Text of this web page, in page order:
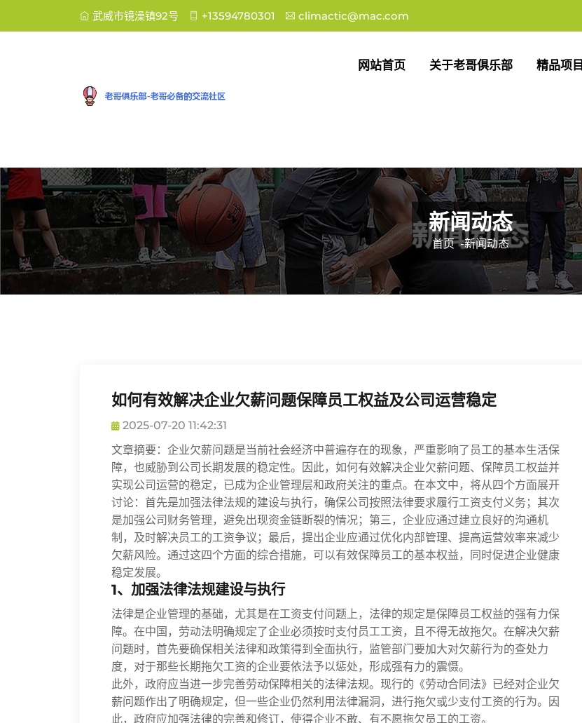
武威市镜澡镇92号 +13594780301 climactic@mac.com
网站首页 关于老哥俱乐部 精品项目
新闻动态
首页 -新闻动态
如何有效解决企业欠薪问题保障员工权益及公司运营稳定
2025-07-20 11:42:31
文章摘要：企业欠薪问题是当前社会经济中普遍存在的现象，严重影响了员工的基本生活保
障，也威胁到公司长期发展的稳定性。因此，如何有效解决企业欠薪问题、保障员工权益并
实现公司运营的稳定，已成为企业管理层和政府关注的重点。在本文中，将从四个方面展开
讨论：首先是加强法律法规的建设与执行，确保公司按照法律要求履行工资支付义务；其次
是加强公司财务管理，避免出现资金链断裂的情况；第三，企业应通过建立良好的沟通机
制，及时解决员工的工资争议；最后，提出企业应通过优化内部管理、提高运营效率来减少
欠薪风险。通过这四个方面的综合措施，可以有效保障员工的基本权益，同时促进企业健康
稳定发展。
1、加强法律法规建设与执行
法律是企业管理的基础，尤其是在工资支付问题上，法律的规定是保障员工权益的强有力保
障。在中国，劳动法明确规定了企业必须按时支付员工工资，且不得无故拖欠。在解决欠薪
问题时，首先要确保相关法律和政策得到全面执行，监管部门要加大对欠薪行为的查处力
度，对于那些长期拖欠工资的企业要依法予以惩处，形成强有力的震慑。
此外，政府应当进一步完善劳动保障相关的法律法规。现行的《劳动合同法》已经对企业欠
薪问题作出了明确规定，但一些企业仍然利用法律漏洞，进行拖欠或少支付工资的行为。因
此，政府应加强法律的完善和修订，使得企业不敢、有不愿拖欠员工的工资。